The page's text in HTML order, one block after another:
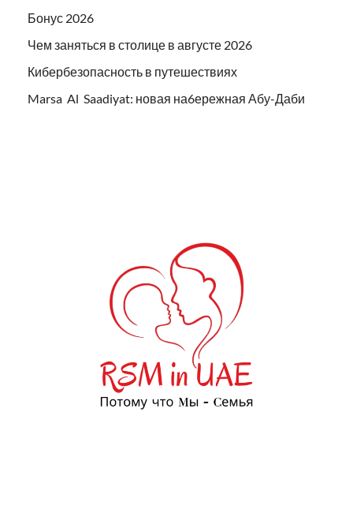
Бонус 2026
Чем заняться в столице в августе 2026
Кибербезопасность в путешествиях
Marsa Al Saadiyat: новая на6ережная Абу-Даби